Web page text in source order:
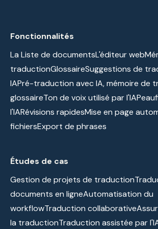
Fonctionnalités
La Liste de documentsL'éditeur web
traductionGlossaireSuggestions de
IAPré-traduction avec IA, mémoire de
glossaireTon de voix utilisé par l'IA
l'IARévisions rapidesMise en page
fichiersExport de phrases
Études de cas
Gestion de projets de traduction
documents en ligneAutomatisation du
workflowTraduction collaborative
la traductionTraduction assistée par